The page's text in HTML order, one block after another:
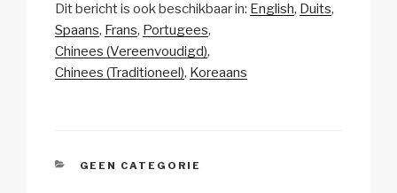
p
y
Li
ail c
e
b
k
at
s
A
a e
Dit bericht is ook beschikbaar in: English Duits
Spaans Frans Portugees
Chinees (Vereenvoudigd)
Chinees (Traditioneel) Koreaans
CATEGORIEËN
GEEN CATEGORIE